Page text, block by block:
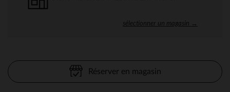
sélectionner un magasin →
Réserver en magasin